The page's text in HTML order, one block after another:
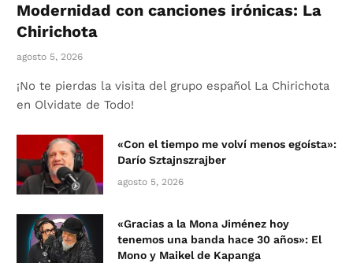
Modernidad con canciones irónicas: La
Chirichota
agosto 5, 2026
¡No te pierdas la visita del grupo español La Chirichota
en Olvidate de Todo!
«Con el tiempo me volví menos egoísta»:
Darío Sztajnszrajber
agosto 5, 2026
«Gracias a la Mona Jiménez hoy
tenemos una banda hace 30 años»: El
Mono y Maikel de Kapanga